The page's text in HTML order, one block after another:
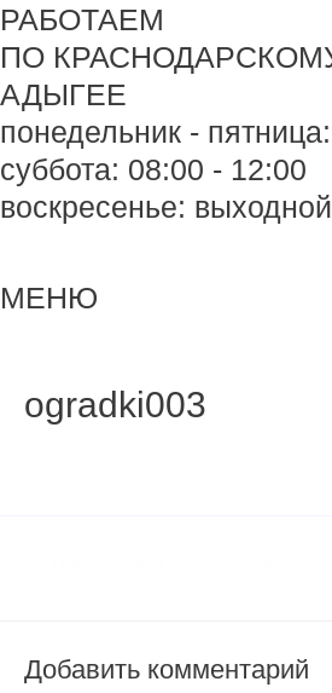
РАБОТАЕМ
ПО
АДЫГЕЕ
понедельник -
суббота: 08:00 - 12:00
воскресенье: выходной
МЕНЮ
ogradki003
Добавить комментарий